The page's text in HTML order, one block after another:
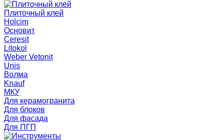
Плиточный клей
Holcim
Основит
Ceresit
Litokol
Weber Vetonit
Unis
Волма
Knauf
МКУ
Для керамогранита
Для блоков
Для фасада
Для ПГП